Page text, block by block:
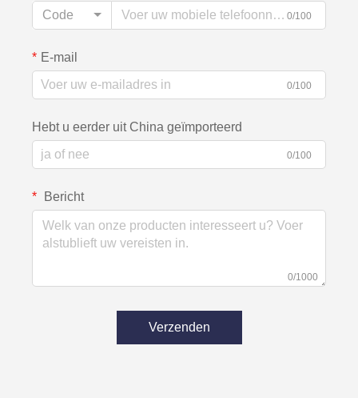
Code
0/100
E-mail
0/100
Hebt u eerder uit China geïmporteerd
0/100
Bericht
0/1000
Verzenden